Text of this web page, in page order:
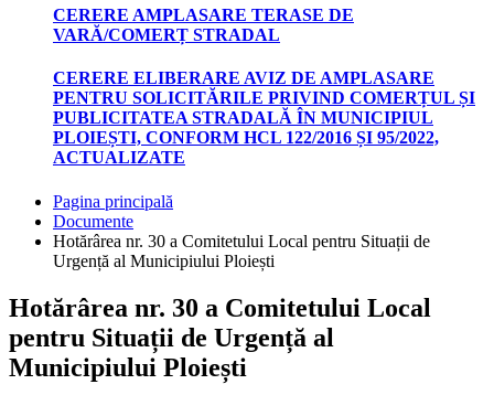
CERERE AMPLASARE TERASE DE
VARĂ/COMERȚ STRADAL
CERERE ELIBERARE AVIZ DE AMPLASARE
PENTRU SOLICITĂRILE PRIVIND COMERȚUL ȘI
PUBLICITATEA STRADALĂ ÎN MUNICIPIUL
PLOIEȘTI, CONFORM HCL 122/2016 ȘI 95/2022,
ACTUALIZATE
Pagina principală
Documente
Hotărârea nr. 30 a Comitetului Local pentru Situații de
Urgență al Municipiului Ploiești
Hotărârea nr. 30 a Comitetului Local
pentru Situații de Urgență al
Municipiului Ploiești